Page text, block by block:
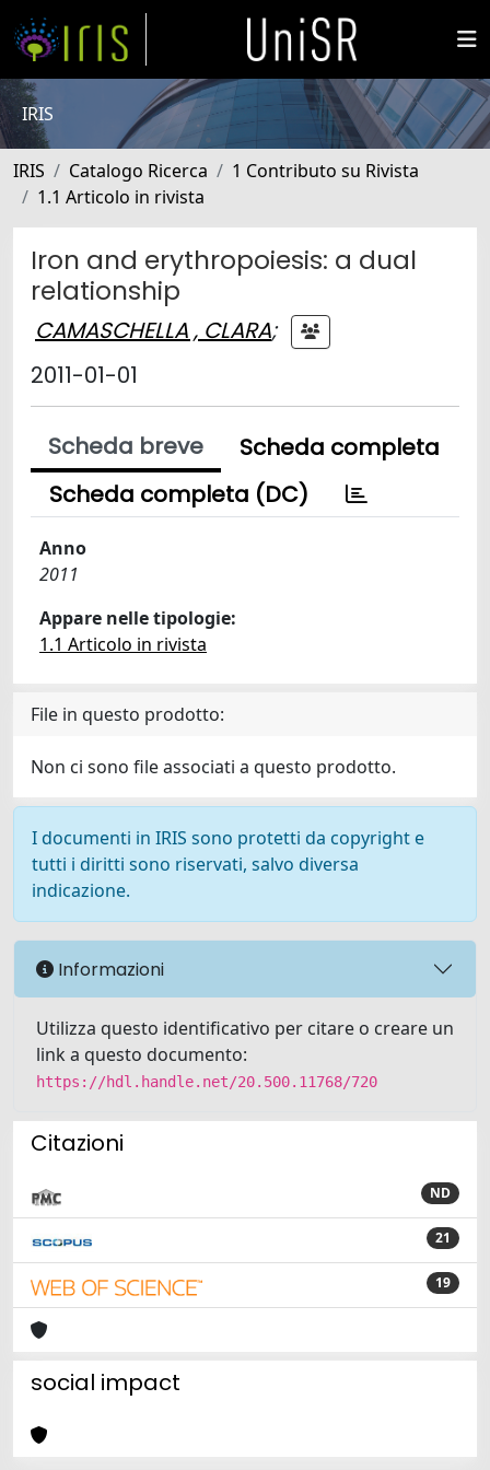
IRIS
IRIS Catalogo Ricerca
1 Contributo su Rivista
1.1 Articolo in rivista
Iron and erythropoiesis: a dual
relationship
CAMASCHELLA , CLARA;
2011-01-01
Scheda breve
Scheda completa
Scheda completa (DC)
Anno
2011
Appare nelle tipologie:
1.1 Articolo in rivista
File in questo prodotto:
Non ci sono file associati a questo prodotto.
I documenti in IRIS sono protetti da copyright e
tutti i diritti sono riservati, salvo diversa
indicazione.
Informazioni
Utilizza questo identificativo per citare o creare un
link a questo documento:
https://hdl.handle.net/20.500.11768/720
Citazioni
ND
21
19
social impact